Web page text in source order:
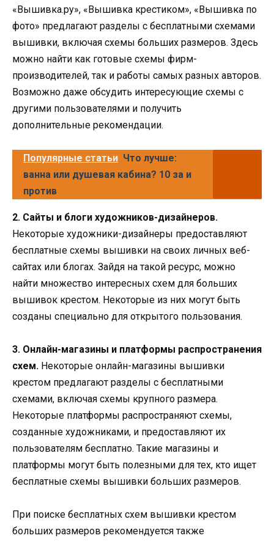
«Вышивка.ру», «Вышивка крестиком», «Вышивка по
фото» предлагают разделы с бесплатными схемами
вышивки, включая схемы больших размеров. Здесь
можно найти как готовые схемы фирм-
производителей, так и работы самых разных авторов.
Возможно даже обсудить интересующие схемы с
другими пользователями и получить
дополнительные рекомендации.
Популярные статьи Что лучше:
ванна или душевая кабина? 10 за и
против
2. Сайты и блоги художников-дизайнеров.
Некоторые художники-дизайнеры предоставляют
бесплатные схемы вышивки на своих личных веб-
сайтах или блогах. Зайдя на такой ресурс, можно
найти множество интересных схем для больших
вышивок крестом. Некоторые из них могут быть
созданы специально для открытого пользования.
3. Онлайн-магазины и платформы распространения
схем. Некоторые онлайн-магазины вышивки
крестом предлагают разделы с бесплатными
схемами, включая схемы крупного размера.
Некоторые платформы распространяют схемы,
созданные художниками, и предоставляют их
пользователям бесплатно. Такие магазины и
платформы могут быть полезными для тех, кто ищет
бесплатные схемы вышивки больших размеров.
При поиске бесплатных схем вышивки крестом
больших размеров рекомендуется также